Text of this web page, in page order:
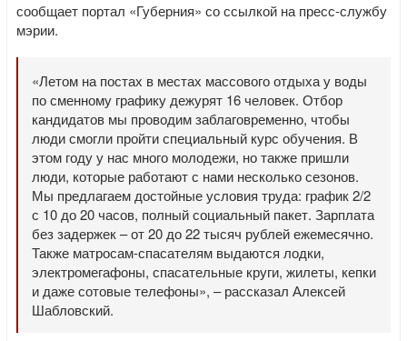
сообщает портал «Губерния» со ссылкой на пресс-службу
мэрии.
«Летом на постах в местах массового отдыха у воды
по сменному графику дежурят 16 человек. Отбор
кандидатов мы проводим заблаговременно, чтобы
люди смогли пройти специальный курс обучения. В
этом году у нас много молодежи, но также пришли
люди, которые работают с нами несколько сезонов.
Мы предлагаем достойные условия труда: график 2/2
с 10 до 20 часов, полный социальный пакет. Зарплата
без задержек – от 20 до 22 тысяч рублей ежемесячно.
Также матросам-спасателям выдаются лодки,
электромегафоны, спасательные круги, жилеты, кепки
и даже сотовые телефоны», – рассказал Алексей
Шабловский.